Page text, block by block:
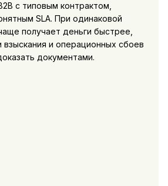
с типовым контрактом,
SLA. При одинаковой
получает деньги быстрее,
взыскания и операционных сбоев
документами.